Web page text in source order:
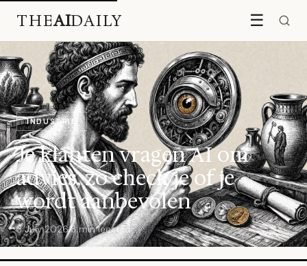
THEAIDAILY ☰
INDUSTRIE
Je klanten vragen AI om
advies, zo check je of je
wordt aanbevolen
3 July 2026·8 min leestijd